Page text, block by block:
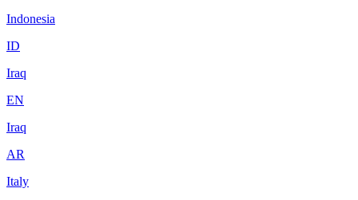
Indonesia
ID
Iraq
EN
Iraq
AR
Italy